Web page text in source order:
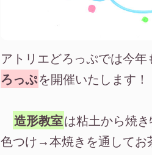
アトリエどろっぷでは今
ろっぷを開催いたします！
造形教室は粘土から焼
色つけ→本焼きを通してお